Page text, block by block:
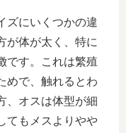
ズにいくつかの違
が体が太く、特に
です。これは繁殖
めで、触れるとわ
、オスは体型が細
てもメスよりやや